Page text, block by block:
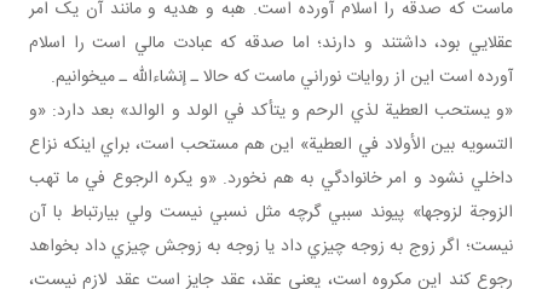
ماست که صدقه را اسلام آورده است. هبه و هديه و مانند آن يک امر
عقلايي بود، داشتند و دارند؛ اما صدقه که عبادت مالي است را اسلام
آورده است اين از روايات نوراني ماست که حالا ـ إن شاءالله ـ مي خوانيم.
«و يستحب العطية لذي الرحم و يتأکد في الولد و الوالد» بعد دارد: «و
التسويه بين الأولاد في العطية» اين هم مستحب است، براي اينکه نزاع
داخلي نشود و امر خانوادگي به هم نخورد. «و يکره الرجوع في ما تهب
الزوجة لزوجها» پيوند سببي گرچه مثل نسبي نيست ولي بي ارتباط با آن
نيست؛ اگر زوج به زوجه چيزي داد يا زوجه به زوجش چيزي داد بخواهد
رجوع کند اين مکروه است، يعني عقد، عقد جايز است عقد لازم نيست،